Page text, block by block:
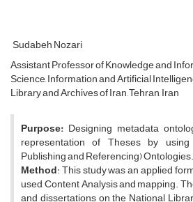
Sudabeh Nozari
Assistant Professor of Knowledge and
Science, Information and Artificial
Library and Archives of Iran, Tehran, Iran
Purpose: Designing metadata
representation of Theses by
Publishing and Referencing) Ontologies.
Method: This study was an applied
used, Content Analysis and mapping.